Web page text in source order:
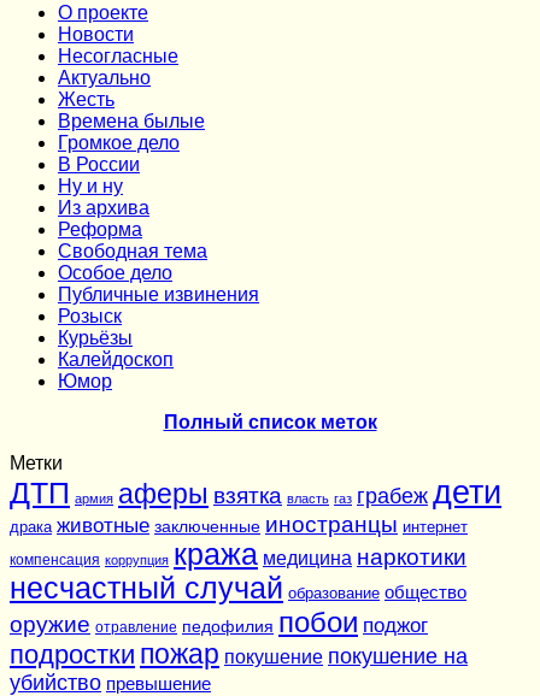
О проекте
Новости
Несогласные
Актуально
Жесть
Времена былые
Громкое дело
В России
Ну и ну
Из архива
Реформа
Cвободная тема
Особое дело
Публичные извинения
Розыск
Курьёзы
Калейдоскоп
Юмор
Полный список меток
Метки
ДТП армия аферы взятка власть газ грабеж дети
драка животные заключенные иностранцы интернет
компенсация коррупция кража медицина наркотики
несчастный случай образование общество
оружие отравление педофилия побои поджог
подростки пожар покушение покушение на
убийство превышение